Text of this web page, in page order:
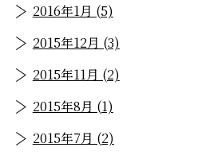
2016年1月 (5)
2015年12月 (3)
2015年11月 (2)
2015年8月 (1)
2015年7月 (2)